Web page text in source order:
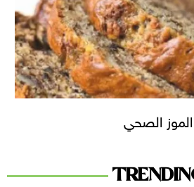
الصحي